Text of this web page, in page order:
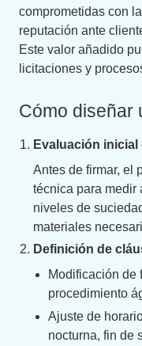
comprometidas con
reputación ante
Este valor añadido
licitaciones y
Cómo diseñar
Evaluación inicial
Antes de firmar, el
técnica para medir
niveles de
materiales
Definición de
Modificación de
procedimiento
Ajuste de
nocturna, fin de